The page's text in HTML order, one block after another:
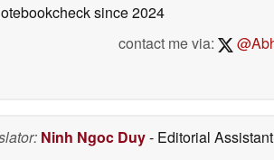
since 2024
contact me via:
Ninh Ngoc Duy- Editorial Assistant